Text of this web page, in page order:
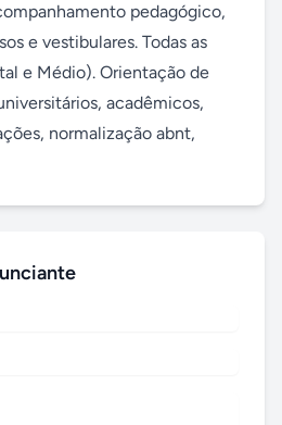
pedagógico,
e vestibulares. Todas as
e Médio). Orientação de
acadêmicos,
normalização abnt,